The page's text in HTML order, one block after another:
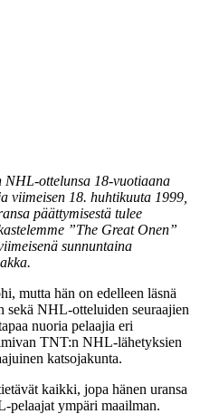
NHL-ottelunsa 18-vuotiaana
viimeisen 18. huhtikuuta 1999,
päättymisestä tulee
”The Great Onen”
sunnuntaina
mutta hän on edelleen läsnä
sekä NHL-otteluiden seuraajien
nuoria pelaajia eri
TNT:n NHL-lähetyksien
katsojakunta.
kaikki, jopa hänen uransa
pelaajat ympäri maailman.